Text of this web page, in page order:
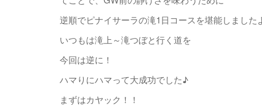
逆順でピナイサーラの滝1日コースを堪能しました
いつもは滝上～滝つぼと行く道を
今回は逆に！
ハマりにハマって大成功でした♪
まずはカヤック！！